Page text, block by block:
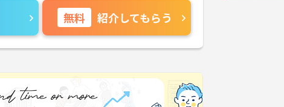
無料 紹介してもらう